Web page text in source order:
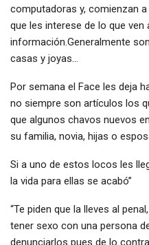
computadoras y, comienzan
que les interese de lo que ven
información.Generalmente
casas y joyas…
Por semana el Face les deja
no siempre son artículos los
que algunos chavos nuevos
su familia, novia, hijas o
Si a uno de estos locos les
la vida para ellas se acabó”
“Te piden que la lleves al
tener sexo con una persona
denunciarlos pues de lo